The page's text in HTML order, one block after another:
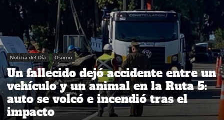
Noticia del Día Osorno
Un fallecido dejó accidente entre un
vehículo y un animal en la Ruta 5:
auto se volcó e incendió tras el
impacto